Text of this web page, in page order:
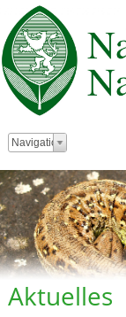
Zielseite
Navigation
Aktuelles